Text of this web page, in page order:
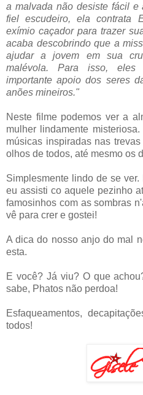
a malvada não desiste fácil
fiel escudeiro, ela contrata
exímio caçador para trazer
acaba descobrindo que a
ajudar a jovem em sua
malévola. Para isso, eles
importante apoio dos seres
anões mineiros."
Neste filme podemos ver a
mulher lindamente
músicas inspiradas nas
olhos de todos, até mesmo os
Simplesmente lindo de se
eu assisti co aquele pezinho
famosinhos com as sombras
vê para crer e gostei!
A dica do nosso anjo do mal
esta.
E você? Já viu? O que
sabe, Phatos não perdoa!
Esfaqueamentos,
todos!